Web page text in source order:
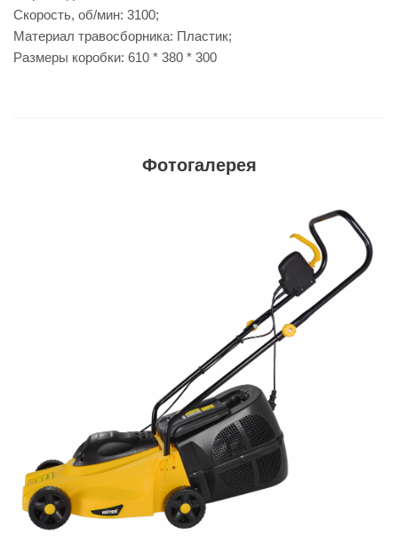
Скорость, об/мин: 3100;
Материал травосборника: Пластик;
Размеры коробки: 610 * 380 * 300
Фотогалерея